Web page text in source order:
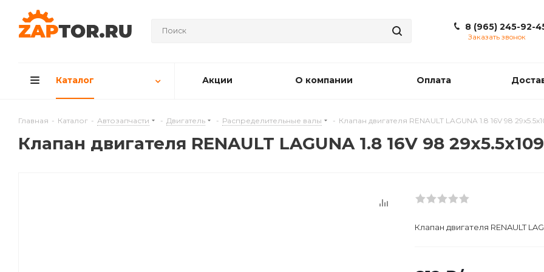
8 (965) 245-92-
Заказать звонок
Каталог Акции О компании Оплата
Главная - Каталог - Автозапчасти - Двигатель - Распределительные валы - Клапан двигателя RENAULT LAGUNA 1.8 16V 98
Клапан двигателя RENAULT LAGUNA 1.8 16V 98
Клапан двигателя RENAULT